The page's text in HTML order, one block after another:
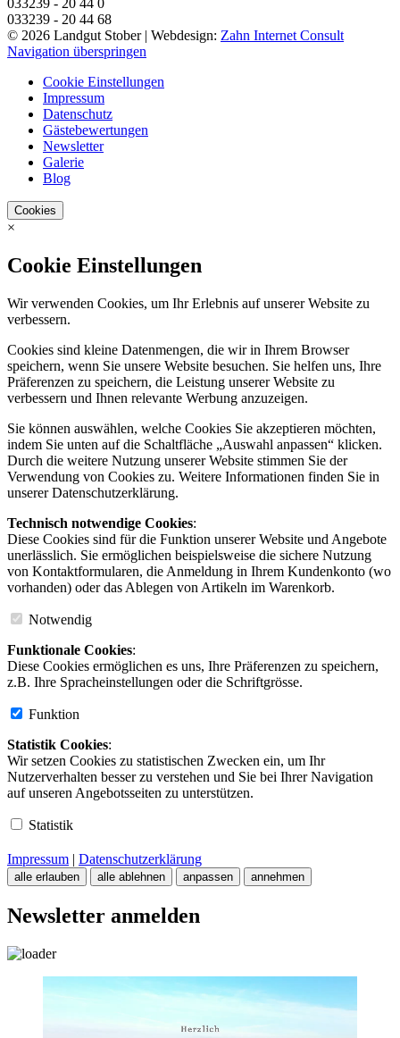
033239 - 20 44 0
033239 - 20 44 68
© 2026 Landgut Stober | Webdesign: Zahn Internet Consult
Navigation überspringen
Cookie Einstellungen
Impressum
Datenschutz
Gästebewertungen
Newsletter
Galerie
Blog
Cookies
×
Cookie Einstellungen
Wir verwenden Cookies, um Ihr Erlebnis auf unserer Website zu
verbessern.
Cookies sind kleine Datenmengen, die wir in Ihrem Browser
speichern, wenn Sie unsere Website besuchen. Sie helfen uns, Ihre
Präferenzen zu speichern, die Leistung unserer Website zu
verbessern und Ihnen relevante Werbung anzuzeigen.
Sie können auswählen, welche Cookies Sie akzeptieren möchten,
indem Sie unten auf die Schaltfläche „Auswahl anpassen“ klicken.
Durch die weitere Nutzung unserer Website stimmen Sie der
Verwendung von Cookies zu. Weitere Informationen finden Sie in
unserer Datenschutzerklärung.
Technisch notwendige Cookies:
Diese Cookies sind für die Funktion unserer Website und Angebote
unerlässlich. Sie ermöglichen beispielsweise die sichere Nutzung
von Kontaktformularen, die Anmeldung in Ihrem Kundenkonto (wo
vorhanden) oder das Ablegen von Artikeln im Warenkorb.
Notwendig
Funktionale Cookies:
Diese Cookies ermöglichen es uns, Ihre Präferenzen zu speichern,
z.B. Ihre Spracheinstellungen oder die Schriftgrösse.
Funktion
Statistik Cookies:
Wir setzen Cookies zu statistischen Zwecken ein, um Ihr
Nutzerverhalten besser zu verstehen und Sie bei Ihrer Navigation
auf unseren Angebotsseiten zu unterstützen.
Statistik
Impressum | Datenschutzerklärung
alle erlauben alle ablehnen anpassen annehmen
Newsletter anmelden